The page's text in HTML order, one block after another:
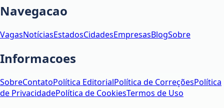
Navegacao
VagasNotíciasEstadosCidadesEmpresasBlogSobre
Informacoes
SobreContatoPolítica EditorialPolítica de CorreçõesPolítica
de PrivacidadePolítica de CookiesTermos de Uso